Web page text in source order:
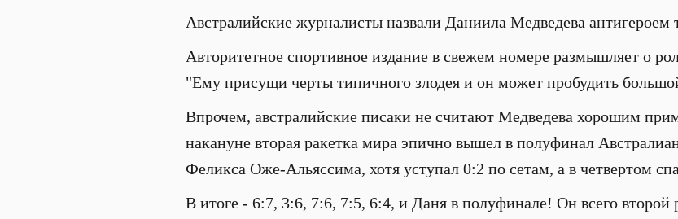
Австралийские журналисты назвали Даниила Медведева антигероем
Авторитетное спортивное издание в свежем номере размышляет о
"Ему присущи черты типичного злодея и он может пробудить
Впрочем, австралийские писаки не считают Медведева хорошим
накануне вторая ракетка мира эпично вышел в полуфинал
Феликса Оже-Альяссима, хотя уступал 0:2 по сетам, а в четвертом
В итоге - 6:7, 3:6, 7:6, 7:5, 6:4, и Даня в полуфинале! Он всего второй